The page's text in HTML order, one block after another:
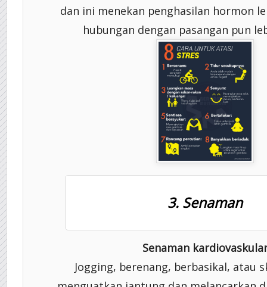
dan ini menekan penghasilan hormon
hubungan dengan pasangan pun
3. Senaman
Senaman
Jogging, berenang, berbasikal, atau